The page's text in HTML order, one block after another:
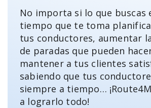
No importa si lo que buscas
tiempo que te toma
tus conductores, aumentar
de paradas que pueden
mantener a tus clientes
sabiendo que tus
siempre a tiempo…
a lograrlo todo!